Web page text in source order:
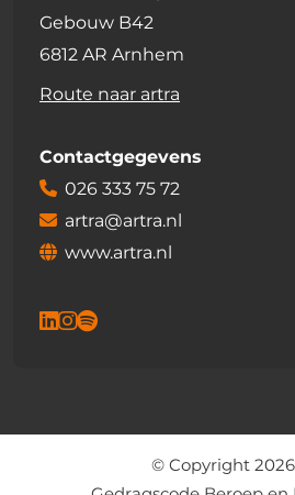
Gebouw B42
6812 AR Arnhem
Route naar artra
Contactgegevens
026 333 75 72
artra@artra.nl
www.artra.nl
© Copyright 2026